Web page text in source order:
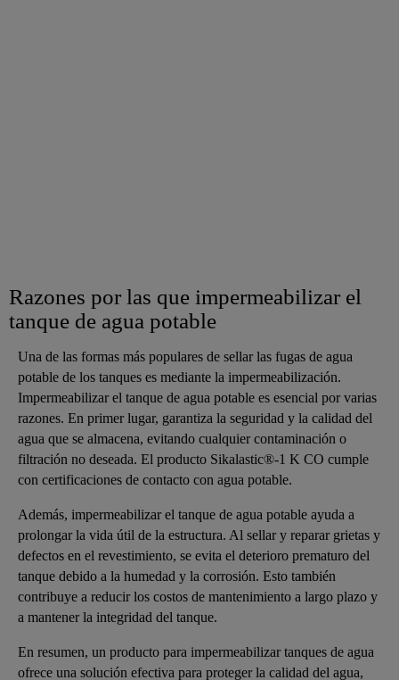
Razones por las que impermeabilizar el
tanque de agua potable
Una de las formas más populares de sellar las fugas de agua
potable de los tanques es mediante la impermeabilización.
Impermeabilizar el tanque de agua potable es esencial por varias
razones. En primer lugar, garantiza la seguridad y la calidad del
agua que se almacena, evitando cualquier contaminación o
filtración no deseada. El producto Sikalastic®-1 K CO cumple
con certificaciones de contacto con agua potable.
Además, impermeabilizar el tanque de agua potable ayuda a
prolongar la vida útil de la estructura. Al sellar y reparar grietas y
defectos en el revestimiento, se evita el deterioro prematuro del
tanque debido a la humedad y la corrosión. Esto también
contribuye a reducir los costos de mantenimiento a largo plazo y
a mantener la integridad del tanque.
En resumen, un producto para impermeabilizar tanques de agua
ofrece una solución efectiva para proteger la calidad del agua,